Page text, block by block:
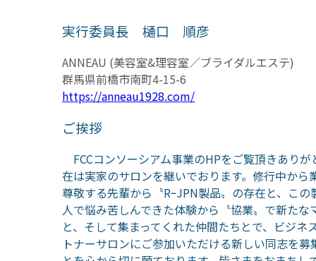
実行委員長 樋口 順彦
ANNEAU (美容室&理容室／ブライダルエステ)
群馬県前橋市南町4-15-6
https://anneau1928.com/
ご挨拶
FCCコンソーシアム事業のHPをご覧頂きあり
在は実家のサロンを継いでおります。修行中か
尊敬する先輩から〝RｰJPN製品〟の存在と、こ
人で悩み苦しんできた体験から〝協業〟で新た
と、そして集まってくれた仲間たちとで、ビジ
トナーサロンにご参加いただける新しい同志を